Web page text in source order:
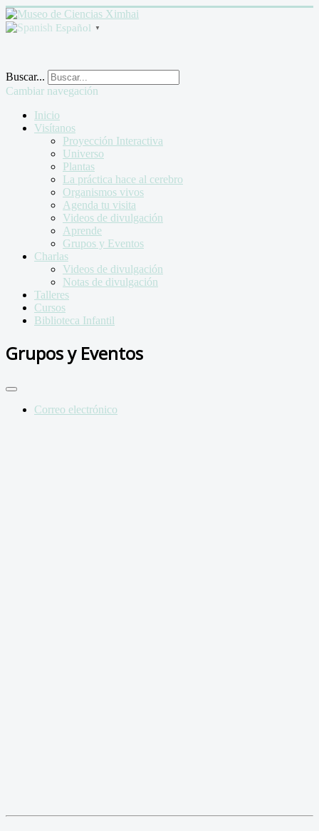
Español ▼
Buscar...
Cambiar navegación
Inicio
Visítanos
Proyección Interactiva
Universo
Plantas
La práctica hace al cerebro
Organismos vivos
Agenda tu visita
Videos de divulgación
Aprende
Grupos y Eventos
Charlas
Videos de divulgación
Notas de divulgación
Talleres
Cursos
Biblioteca Infantil
Grupos y Eventos
Correo electrónico